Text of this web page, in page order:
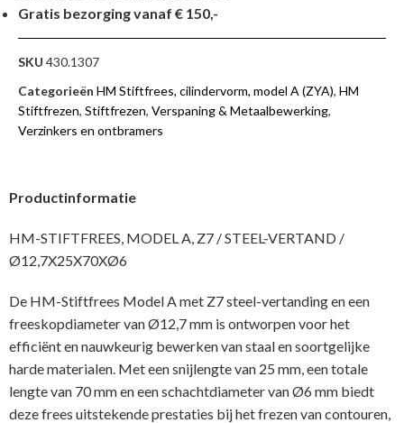
Gratis bezorging vanaf € 150,-
SKU 430.1307
Categorieën HM Stiftfrees, cilindervorm, model A (ZYA), HM
Stiftfrezen, Stiftfrezen, Verspaning & Metaalbewerking,
Verzinkers en ontbramers
Productinformatie
HM-STIFTFREES, MODEL A, Z7 / STEEL-VERTAND /
Ø12,7X25X70XØ6
De HM-Stiftfrees Model A met Z7 steel-vertanding en een
freeskopdiameter van Ø12,7 mm is ontworpen voor het
efficiënt en nauwkeurig bewerken van staal en soortgelijke
harde materialen. Met een snijlengte van 25 mm, een totale
lengte van 70 mm en een schachtdiameter van Ø6 mm biedt
deze frees uitstekende prestaties bij het frezen van contouren,